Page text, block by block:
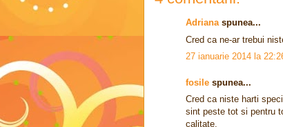
Adrianaspunea...
Cred ca ne-ar trebui
27 ianuarie 2014 la
fosile spunea...
Cred ca niste harti
sint peste tot si pentru
calitate.